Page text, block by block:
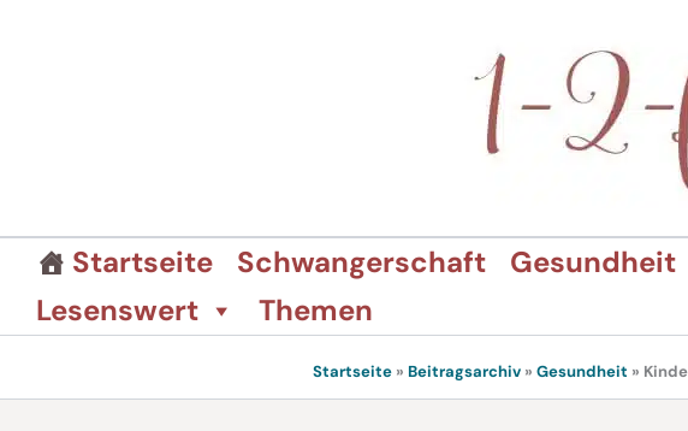
Startseite Schwangerschaft Gesundheit
Lesenswert
Themen
Startseite» Beitragsarchiv» Gesundheit »